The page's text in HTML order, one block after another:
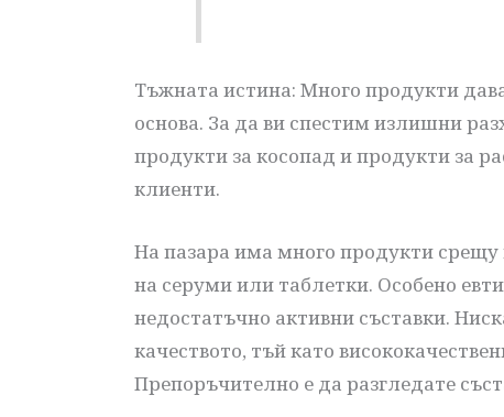
Тъжната истина: Много продукти
основа. За да ви спестим излишни
продукти за косопад и продукти за
клиенти.
На пазара има много продукти
на серуми или таблетки. Особено
недостатъчно активни съставки.
качеството, тъй като
Препоръчително е да разгледате